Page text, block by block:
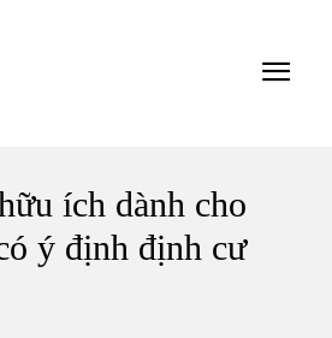
ích dành cho
ý định định cư